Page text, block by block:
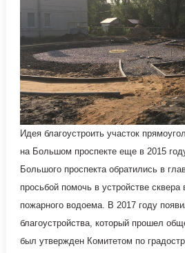
Идея благоустроить участок
на Большом проспекте еще в 2015
Большого проспекта обратились в
просьбой помочь в устройстве сквера
пожарного водоема. В 2017 году
благоустройства, который прошел
был утвержден Комитетом по